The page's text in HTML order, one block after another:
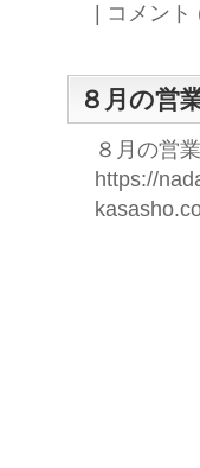
| コメン
８月の営
８月の営
https://